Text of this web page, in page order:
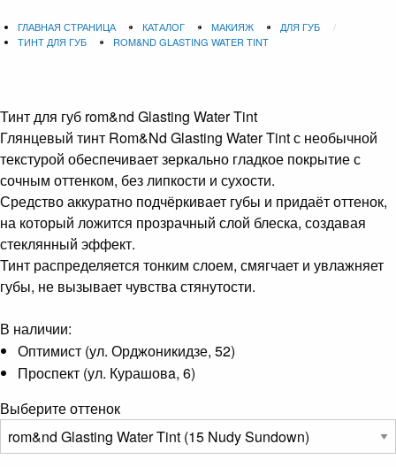
ГЛАВНАЯ СТРАНИЦА КАТАЛОГ МАКИЯЖ
ДЛЯ ГУБ
ТИНТ ДЛЯ ГУБ
ROM&ND GLASTING WATER TINT
Тинт для губ rom&nd Glasting Water Tint
Глянцевый тинт Rom&Nd Glasting Water Tint с необычной
текстурой обеспечивает зеркально гладкое покрытие с
сочным оттенком, без липкости и сухости.
Средство аккуратно подчёркивает губы и придаёт оттенок,
на который ложится прозрачный слой блеска, создавая
стеклянный эффект.
Тинт распределяется тонким слоем, смягчает и увлажняет
губы, не вызывает чувства стянутости.
В наличии:
Оптимист (ул. Орджоникидзе, 52)
Проспект (ул. Курашовa, 6)
Выберите оттенок